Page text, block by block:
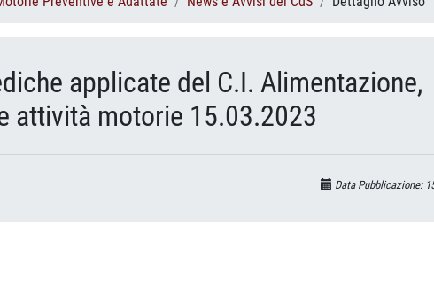
applicate del C.I. Alimentazione,
attività motorie 15.03.2023
Data Pubblicazione: